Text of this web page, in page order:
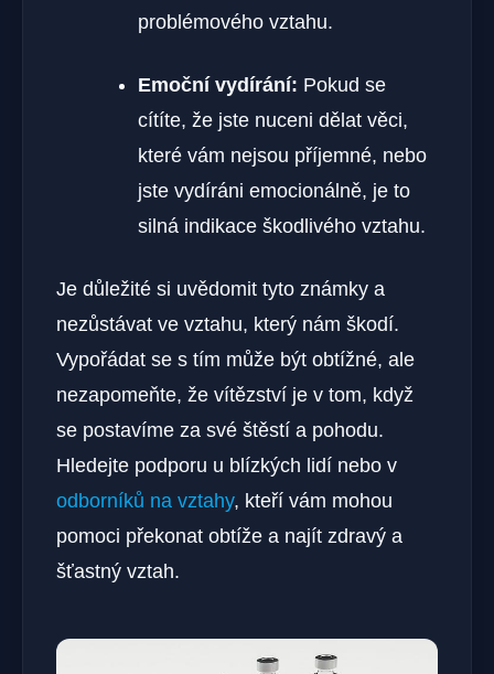
problémového vztahu.
Emoční vydírání: Pokud se
cítíte, že jste nuceni dělat věci,
které vám nejsou příjemné, nebo
jste vydíráni emocionálně, je to
silná indikace škodlivého vztahu.
Je důležité si uvědomit tyto známky a
nezůstávat ve vztahu, který nám škodí.
Vypořádat se s tím může být obtížné, ale
nezapomeňte, že vítězství je v tom, když
se postavíme za své štěstí a pohodu.
Hledejte podporu u blízkých lidí nebo v
odborníků na vztahy, kteří vám mohou
pomoci překonat obtíže a najít zdravý a
šťastný vztah.